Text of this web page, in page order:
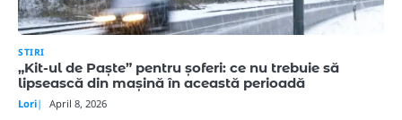
STIRI
„Kit-ul de Paște” pentru șoferi: ce nu trebuie să
lipsească din mașină în această perioadă
Lori April 8, 2026